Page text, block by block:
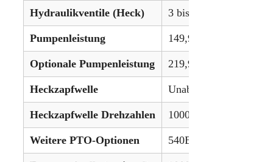
Hydraulikventile (Heck) 3 bis 7
Pumpenleistung 149,9 L/min (39,6
Optionale Pumpenleistung 219,9 L/min (58,1
Heckzapfwelle Unabhängig
Heckzapfwelle Drehzahlen 1000 U/min
Weitere PTO-Optionen 540E/1000 / 1000E/